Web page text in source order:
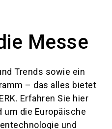
search
Messe
Trends sowie ein
– das alles bietet
Erfahren Sie hier
die Europäische
und